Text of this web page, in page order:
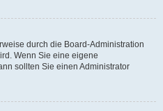
durch die Board-Administration
Wenn Sie eine eigene
sollten Sie einen Administrator